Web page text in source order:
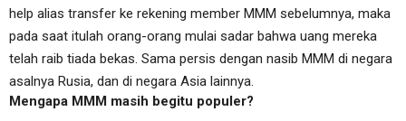
help alias transfer ke rekening member MMM sebelumnya, maka
pada saat itulah orang-orang mulai sadar bahwa uang mereka
telah raib tiada bekas. Sama persis dengan nasib MMM di negara
asalnya Rusia, dan di negara Asia lainnya.
Mengapa MMM masih begitu populer?